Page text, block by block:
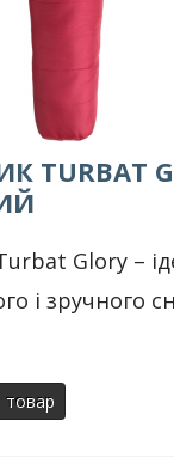
TURBAT
Glory –
і зручного